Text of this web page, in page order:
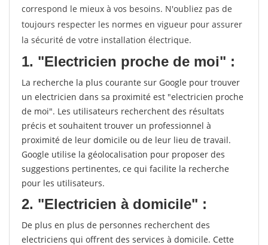
correspond le mieux à vos besoins. N'oubliez pas de
toujours respecter les normes en vigueur pour assurer
la sécurité de votre installation électrique.
1. "Electricien proche de moi" :
La recherche la plus courante sur Google pour trouver
un electricien dans sa proximité est "electricien proche
de moi". Les utilisateurs recherchent des résultats
précis et souhaitent trouver un professionnel à
proximité de leur domicile ou de leur lieu de travail.
Google utilise la géolocalisation pour proposer des
suggestions pertinentes, ce qui facilite la recherche
pour les utilisateurs.
2. "Electricien à domicile" :
De plus en plus de personnes recherchent des
electriciens qui offrent des services à domicile. Cette